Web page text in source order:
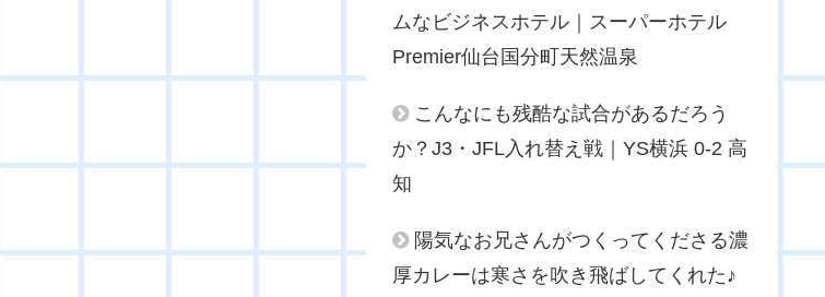
ムなビジネスホテル｜スーパーホテル
Premier仙台国分町天然温泉
こんなにも残酷な試合があるだろう
か？J3・JFL入れ替え戦｜YS横浜 0-2 高
知
陽気なお兄さんがつくってくださる濃
厚カレーは寒さを吹き飛ばしてくれた♪